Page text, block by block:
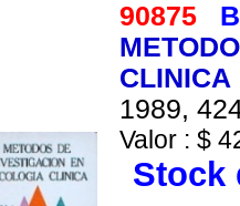
90875
CLINICA
1989,
Valor : $
Stock